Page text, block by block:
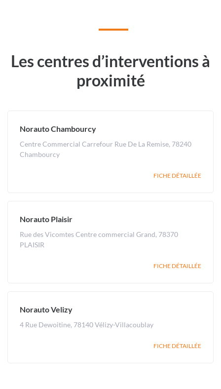
Les centres d’interventions à
proximité
Norauto Chambourcy
Centre Commercial Carrefour Rue De La Remise, 78240
Chambourcy
FICHE DÉTAILLÉE
Norauto Plaisir
Rue des Vicomtes Centre commercial Grand, 78370
PLAISIR
FICHE DÉTAILLÉE
Norauto Velizy
4 Rue Dewoitine, 78140 Vélizy-Villacoublay
FICHE DÉTAILLÉE